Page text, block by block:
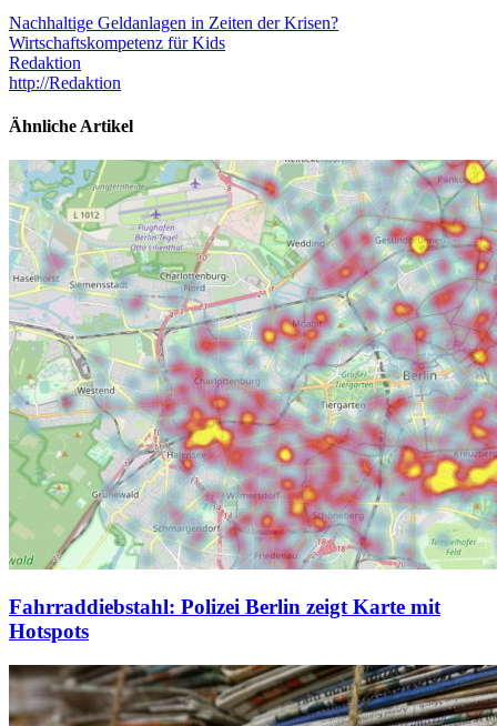
Nachhaltige Geldanlagen in Zeiten der Krisen?
Wirtschaftskompetenz für Kids
Redaktion
http://Redaktion
Ähnliche Artikel
Fahrraddiebstahl: Polizei Berlin zeigt Karte mit
Hotspots